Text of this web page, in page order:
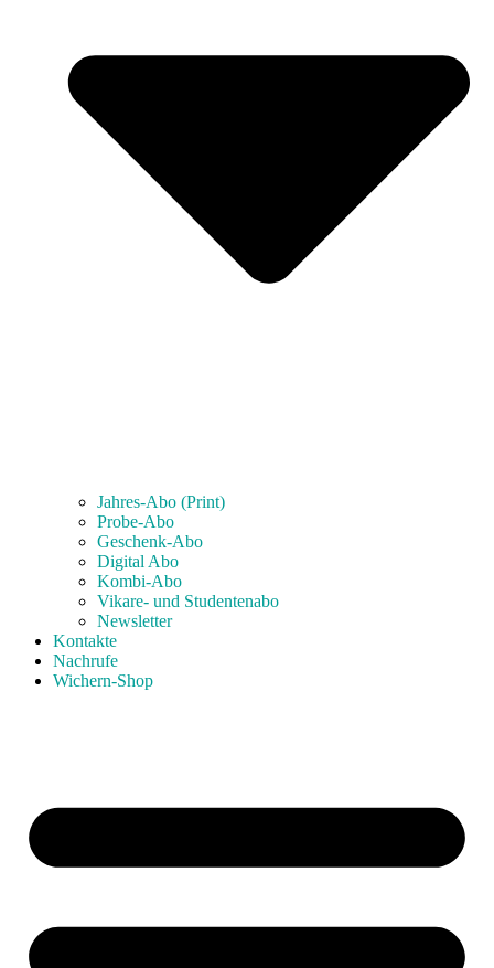
Jahres-Abo (Print)
Probe-Abo
Geschenk-Abo
Digital Abo
Kombi-Abo
Vikare- und Studentenabo
Newsletter
Kontakte
Nachrufe
Wichern-Shop